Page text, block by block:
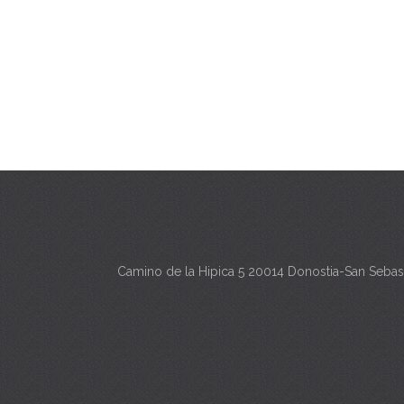
Camino de la Hipica 5 20014 Donostia-San